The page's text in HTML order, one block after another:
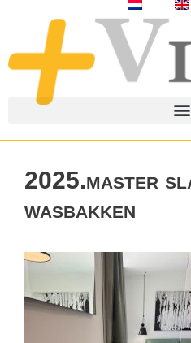
2025.master
wasbakken